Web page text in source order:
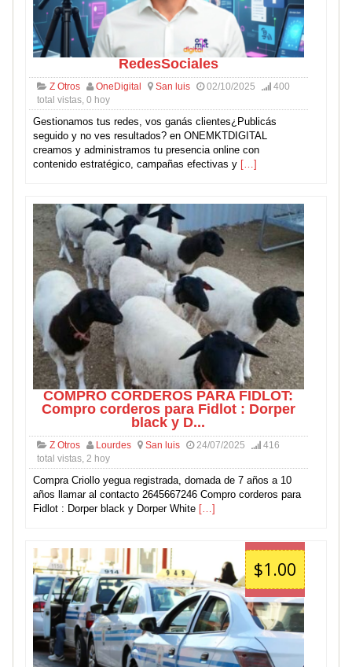
RedesSociales
Z Otros OneDigital San luis 02/10/2025
400
total vistas, 0 hoy
Gestionamos tus redes, vos ganás clientes¿Publicás
seguido y no ves resultados? en ONEMKTDIGITAL
creamos y administramos tu presencia online con
contenido estratégico, campañas efectivas y […]
COMPRO CORDEROS PARA FIDLOT:
Compro corderos para Fidlot : Dorper
black y D...
Z Otros Lourdes San luis 24/07/2025
416
total vistas, 2 hoy
Compra Criollo yegua registrada, domada de 7 años a 10
años llamar al contacto 2645667246 Compro corderos para
Fidlot : Dorper black y Dorper White […]
$1.00